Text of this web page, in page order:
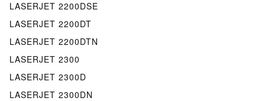
LASERJET 2200DSE
LASERJET 2200DT
LASERJET 2200DTN
LASERJET 2300
LASERJET 2300D
LASERJET 2300DN